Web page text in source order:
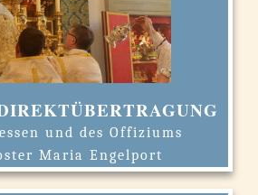
und des Offiziums
Maria Engelport